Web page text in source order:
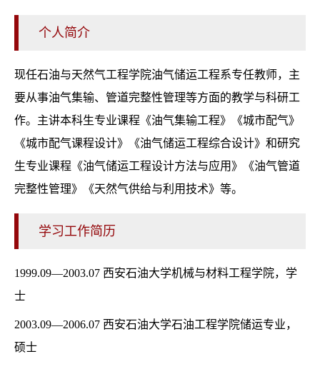
个人简介
现任石油与天然气工程学院油气储运工程系专任教师，主
要从事油气集输、管道完整性管理等方面的教学与科研工
作。主讲本科生专业课程《油气集输工程》《城市配气》
《城市配气课程设计》《油气储运工程综合设计》和研究
生专业课程《油气储运工程设计方法与应用》《油气管道
完整性管理》《天然气供给与利用技术》等。
学习工作简历
1999.09—2003.07 西安石油大学机械与材料工程学院，学
士
2003.09—2006.07 西安石油大学石油工程学院储运专业，
硕士